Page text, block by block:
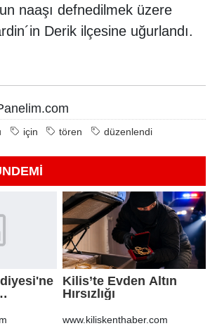
naaşı defnedilmek üzere
Derik ilçesine uğurlandı.
için tören düzenlendi
Kilis’te Evden Altın
Hırsızlığı
www.kiliskenthaber.com